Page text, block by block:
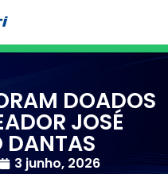
DOADOS
JOSÉ
DANTAS
3 junho, 2026